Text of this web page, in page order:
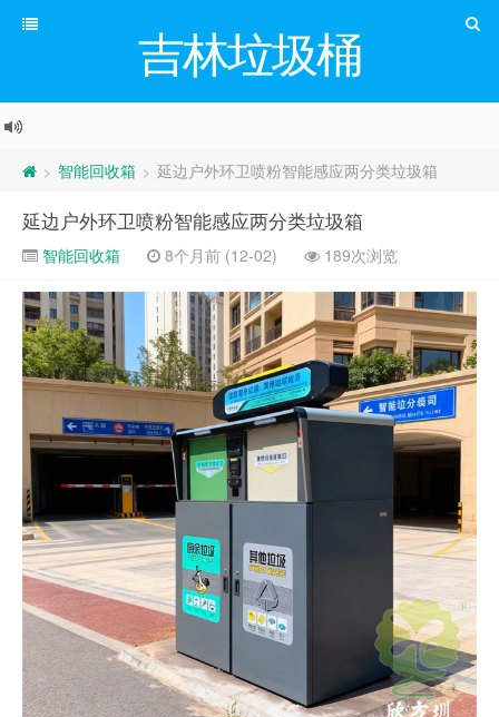
吉林垃圾桶
> 智能回收箱 > 延边户外环卫喷粉智能感应两分类垃圾箱
延边户外环卫喷粉智能感应两分类垃圾箱
智能回收箱 8个月前 (12-02) 189次浏览